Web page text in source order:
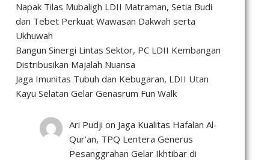
Napak Tilas Mubaligh LDII Matraman, Setia Budi
dan Tebet Perkuat Wawasan Dakwah serta
Ukhuwah
Bangun Sinergi Lintas Sektor, PC LDII Kembangan
Distribusikan Majalah Nuansa
Jaga Imunitas Tubuh dan Kebugaran, LDII Utan
Kayu Selatan Gelar Genasrum Fun Walk
Ari Pudji on Jaga Kualitas Hafalan Al-
Qur’an, TPQ Lentera Generus
Pesanggrahan Gelar Ikhtibar di